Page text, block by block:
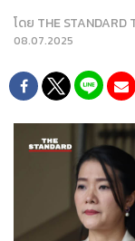
โดย THE STANDARD
08.07.2025